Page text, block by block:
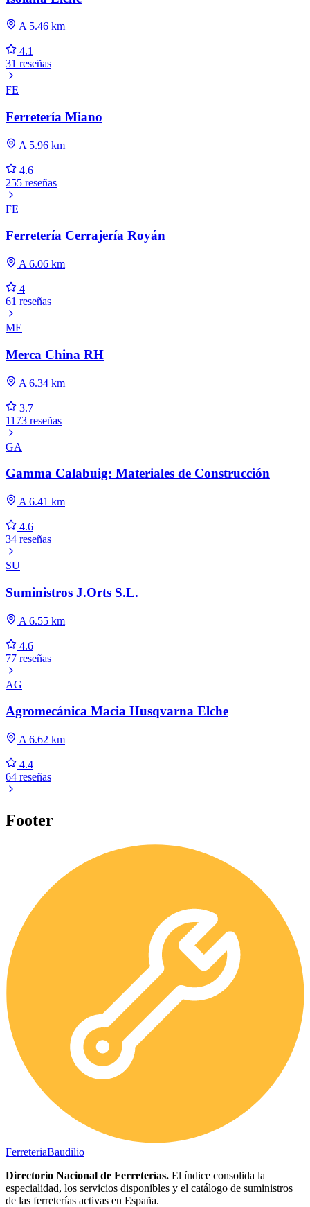
A 5.46 km
4.1
31 reseñas
FE
Ferretería Miano
A 5.96 km
4.6
255 reseñas
FE
Ferretería Cerrajería Royán
A 6.06 km
4
61 reseñas
ME
Merca China RH
A 6.34 km
3.7
1173 reseñas
GA
Gamma Calabuig: Materiales de Construcción
A 6.41 km
4.6
34 reseñas
SU
Suministros J.Orts S.L.
A 6.55 km
4.6
77 reseñas
AG
Agromecánica Macia Husqvarna Elche
A 6.62 km
4.4
64 reseñas
Footer
FerreteriaBaudilio
Directorio Nacional de Ferreterías. El índice consolida la
especialidad, los servicios disponibles y el catálogo de suministros
de las ferreterías activas en España.